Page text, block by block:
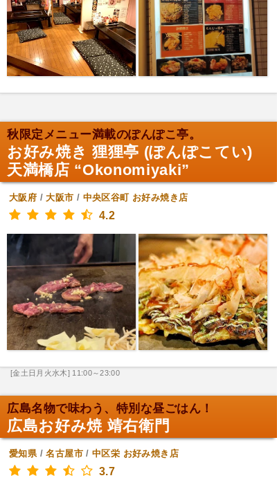
秋限定メニュー満載のぽんぽこ亭。
お好み焼き 狸狸亭 (ぽんぽこてい)
天満橋店 “Okonomiyaki”
大阪府 /大阪市 / 中央区谷町 お好み焼き店
4.2
[金土日月火水木] 11:00～23:00
広島名物で味わう、特別な昼ごはん！
広島お好み焼 靖右衛門
愛知県/名古屋市/中区栄 お好み焼き店
3.7